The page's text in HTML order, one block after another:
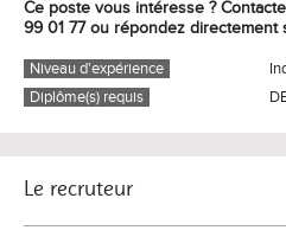
Ce poste vous intéresse ?
99 01 77 ou répondez directement
Niveau d'expérience
Diplôme(s) requis
Le recruteur